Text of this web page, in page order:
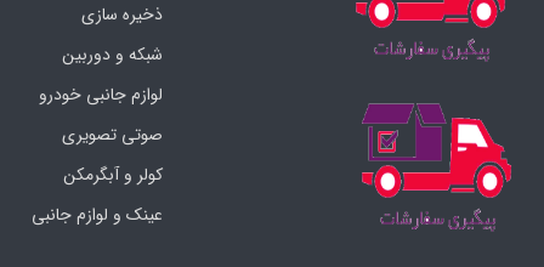
ذخیره سازی
شبکه و دوربین
لوازم جانبی خودرو
صوتی تصویری
کولر و آبگرمکن
عینک و لوازم جانبی